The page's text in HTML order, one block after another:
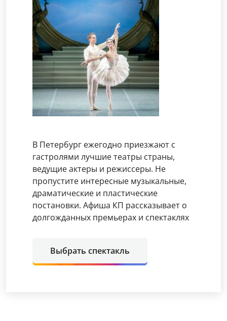
В Петербург ежегодно приезжают с
гастролями лучшие театры страны,
ведущие актеры и режиссеры. Не
пропустите интересные музыкальные,
драматические и пластические
постановки. Афиша КП рассказывает о
долгожданных премьерах и спектаклях
Выбрать спектакль